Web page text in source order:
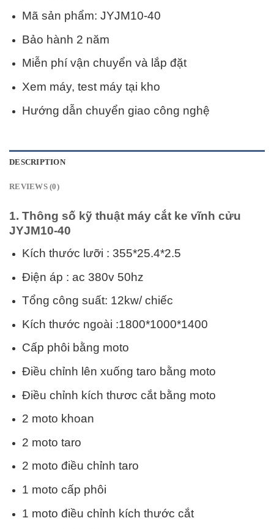
Mã sản phẩm: JYJM10-40
Bảo hành 2 năm
Miễn phí vận chuyển và lắp đặt
Xem máy, test máy tại kho
Hướng dẫn chuyển giao công nghệ
DESCRIPTION
REVIEWS (0)
1. Thông số kỹ thuật máy cắt ke vĩnh cửu
JYJM10-40
Kích thước lưỡi : 355*25.4*2.5
Điện áp : ac 380v 50hz
Tổng công suất: 12kw/ chiếc
Kích thước ngoài :1800*1000*1400
Cấp phôi bằng moto
Điều chỉnh lên xuống taro bằng moto
Điều chỉnh kích thươc cắt bằng moto
2 moto khoan
2 moto taro
2 moto điều chỉnh taro
1 moto cấp phôi
1 moto điều chỉnh kích thước cắt